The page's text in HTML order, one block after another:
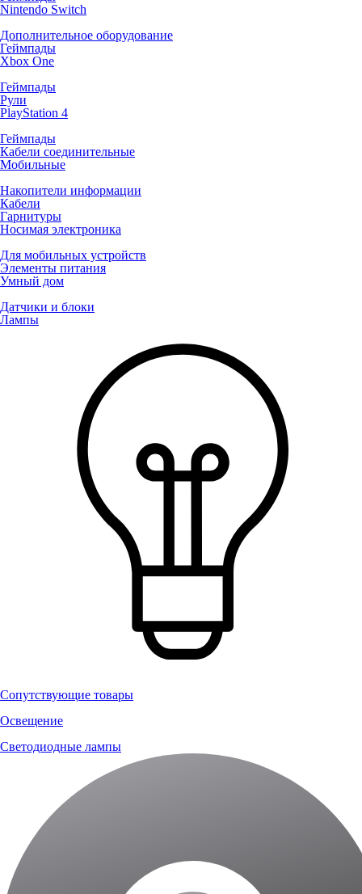
Nintendo Switch
Дополнительное оборудование
Геймпады
Xbox One
Геймпады
Рули
PlayStation 4
Геймпады
Кабели соединительные
Мобильные
Накопители информации
Кабели
Гарнитуры
Носимая электроника
Для мобильных устройств
Элементы питания
Умный дом
Датчики и блоки
Лампы
Сопутствующие товары
Освещение
Светодиодные лампы